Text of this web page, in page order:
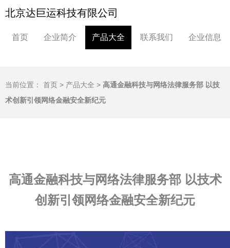
北京达巨运科技有限公司
首页 企业简介 产品大全 联系我们 企业信息
当前位置： 首页 > 产品大全 > 高通金融科技与网络法律服务部 以技
术创新引领网络金融安全新纪元
高通金融科技与网络法律服务部 以技术
创新引领网络金融安全新纪元